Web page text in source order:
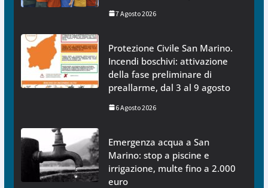
7 Agosto 2026
Protezione Civile San Marino.
Incendi boschivi: attivazione
della fase preliminare di
preallarme, dal 3 al 9 agosto
6 Agosto 2026
Emergenza acqua a San
Marino: stop a piscine e
irrigazione, multe fino a 2.000
euro